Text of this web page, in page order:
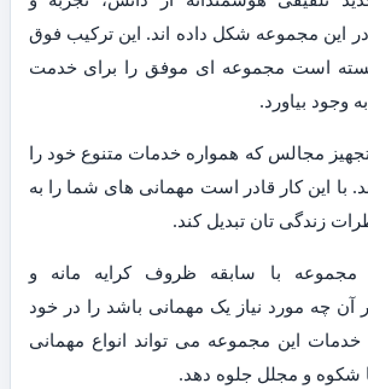
در این مجموعه شکل داده اند. این ترکیب فوق
است مجموعه ای موفق را برای خدمت
وجود بیاورد.
مجالس که همواره خدمات متنوع خود را
با این کار قادر است مهمانی های شما را به
زندگی تان تبدیل کند.
با سابقه ظروف کرایه مانه و
چه مورد نیاز یک مهمانی باشد را در خود
خدمات این مجموعه می تواند انواع مهمانی
شکوه و مجلل جلوه دهد.